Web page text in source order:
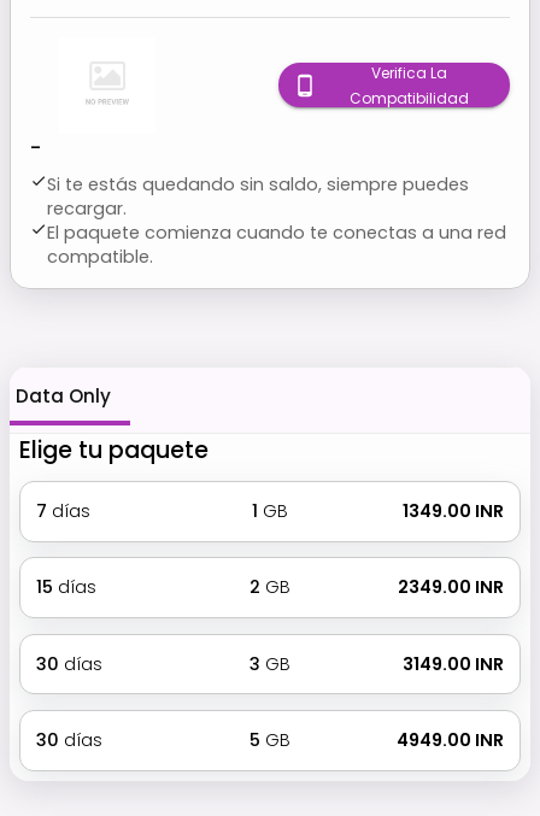
-
Si te estás quedando sin saldo, siempre puedes
recargar.
El paquete comienza cuando te conectas a una red
compatible.
Verifica La
Compatibilidad
Data Only
Elige tu paquete
7 días 1 GB ₹ 1349.00 INR
15 días 2 GB ₹ 2349.00 INR
30 días 3 GB ₹ 3149.00 INR
30 días 5 GB ₹ 4949.00 INR